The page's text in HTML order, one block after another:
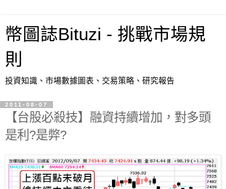
幣圖誌Bituzi - 挑戰市場規
則
投資知識、市場數據圖表、交易策略、研究報告
2011-08-07
【台股必殺技】融資持續增加，對多頭
是利?是弊?